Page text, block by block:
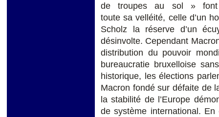
de troupes au sol » font
toute sa velléité, celle d’un
Scholz la réserve d’un
désinvolte. Cependant
distribution du pouvoir
bureaucratie bruxelloise
historique, les élections
Macron fondé sur défaite de
la stabilité de l’Europe
de système international.